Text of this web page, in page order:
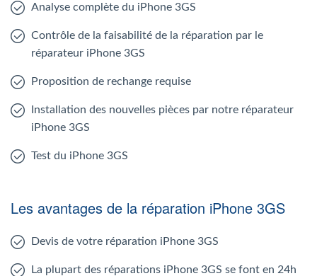
Analyse complète du iPhone 3GS
Contrôle de la faisabilité de la réparation par le
réparateur iPhone 3GS
Proposition de rechange requise
Installation des nouvelles pièces par notre réparateur
iPhone 3GS
Test du iPhone 3GS
Les avantages de la réparation iPhone 3GS
Devis de votre réparation iPhone 3GS
La plupart des réparations iPhone 3GS se font en 24h